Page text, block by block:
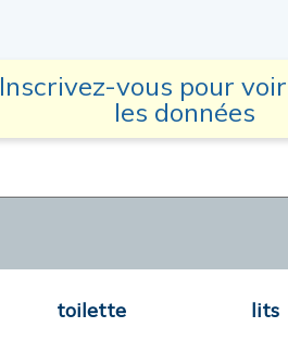
Inscrivez-vous pour
les données
toilette lits